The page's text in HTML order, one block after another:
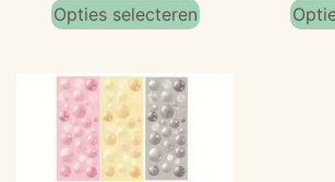
Opties selecteren